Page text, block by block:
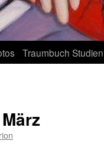
Traumbuch Studien